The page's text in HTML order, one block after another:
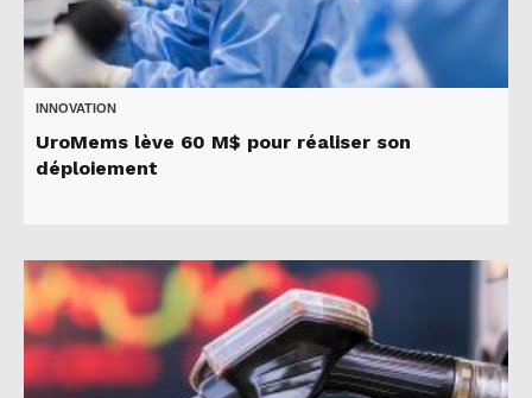
INNOVATION
UroMems lève 60 M$ pour réaliser son
déploiement